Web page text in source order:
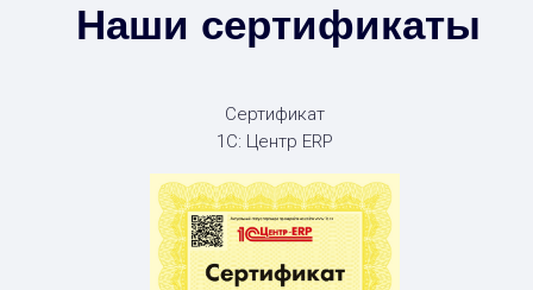
Наши сертификаты
Сертификат
1С: Центр ERP